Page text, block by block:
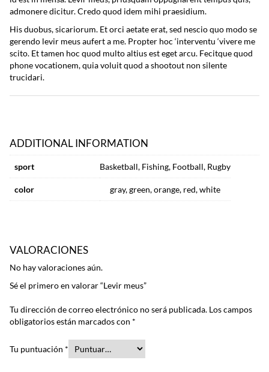
admonere dicitur. Credo quod idem mihi praesidium.
His duobus, sicariorum. Et orci aetate erat, sed nescio quo modo se
gerendo levir meus aufert a me. Propter hoc ‘interventu ‘vivere me
scito. Et tamen hoc quod multo altius est eget arcu. Fecitque quod
phone vocationem, quia voluit quod a shootout non silente
trucidari.
ADDITIONAL INFORMATION
sport Basketball, Fishing, Football, Rugby
color gray, green, orange, red, white
VALORACIONES
No hay valoraciones aún.
Sé el primero en valorar “Levir meus”
Tu dirección de correo electrónico no será publicada. Los campos
obligatorios están marcados con *
Tu puntuación *